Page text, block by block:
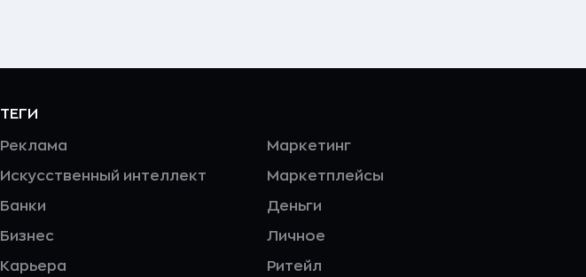
ТЕГИ
Реклама
Искусственный интеллект
Банки
Бизнес
Карьера
Маркетинг
Маркетплейсы
Деньги
Личное
Ритейл